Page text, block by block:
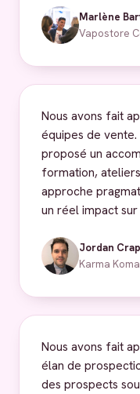
Marlène
Vapostore
Nous avons fait
équipes de
proposé un
formation,
approche
un réel impact
Jordan
Karma
Nous avons fait
élan de
des prospects